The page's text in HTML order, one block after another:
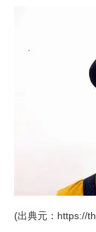
(出典元：https://